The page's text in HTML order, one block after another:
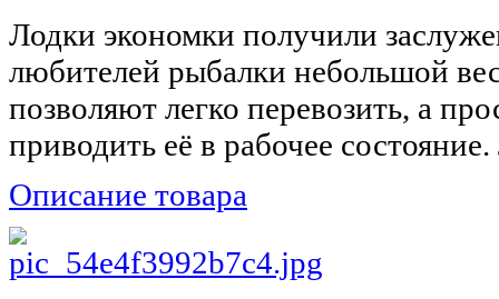
Лодки экономки получили
любителей рыбалки небольшой
позволяют легко перевозить, а
приводить её в рабочее
Описание товара